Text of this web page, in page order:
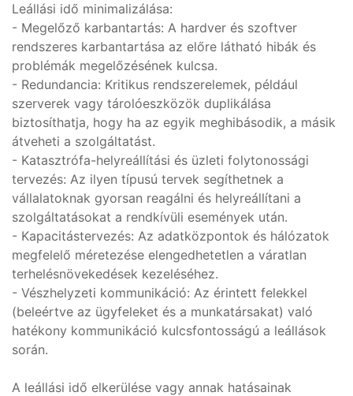
Leállási idő minimalizálása:
- Megelőző karbantartás: A hardver és szoftver
rendszeres karbantartása az előre látható hibák és
problémák megelőzésének kulcsa.
- Redundancia: Kritikus rendszerelemek, például
szerverek vagy tárolóeszközök duplikálása
biztosíthatja, hogy ha az egyik meghibásodik, a másik
átveheti a szolgáltatást.
- Katasztrófa-helyreállítási és üzleti folytonossági
tervezés: Az ilyen típusú tervek segíthetnek a
vállalatoknak gyorsan reagálni és helyreállítani a
szolgáltatásokat a rendkívüli események után.
- Kapacitástervezés: Az adatközpontok és hálózatok
megfelelő méretezése elengedhetetlen a váratlan
terhelésnövekedések kezeléséhez.
- Vészhelyzeti kommunikáció: Az érintett felekkel
(beleértve az ügyfeleket és a munkatársakat) való
hatékony kommunikáció kulcsfontosságú a leállások
során.
A leállási idő elkerülése vagy annak hatásainak